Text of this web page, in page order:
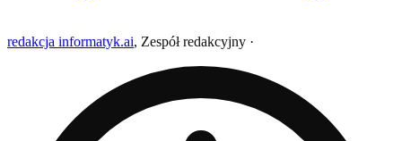
redakcja informatyk.ai, Zespół redakcyjny ·